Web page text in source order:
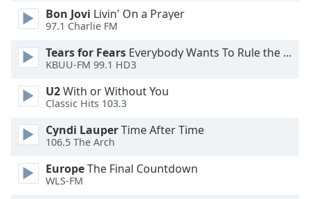
Background
Color
Opacity
Font
Size
Bon Jovi Livin' On a Prayer
97.1 Charlie FM
Tears for Fears Everybody Wants To Rule the World
KBUU-FM 99.1 HD3
U2With or Without You
Classic Hits 103.3
Cyndi LauperTime After Time
106.5 The Arch
EuropeThe Final Countdown
WLS-FM